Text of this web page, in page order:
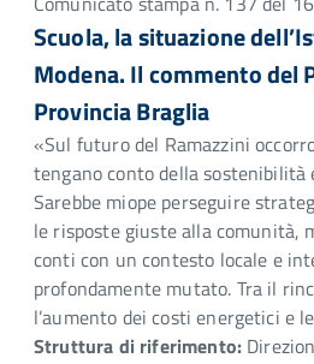
Scuola, la situazione
Modena. Il commento del
Provincia Braglia
«Sul futuro del Ramazzini
tengano conto della sostenibilità
Sarebbe miope perseguire
le risposte giuste alla comunità,
conti con un contesto locale e
profondamente mutato. Tra il
l’aumento dei costi energetici e
Struttura di riferimento: